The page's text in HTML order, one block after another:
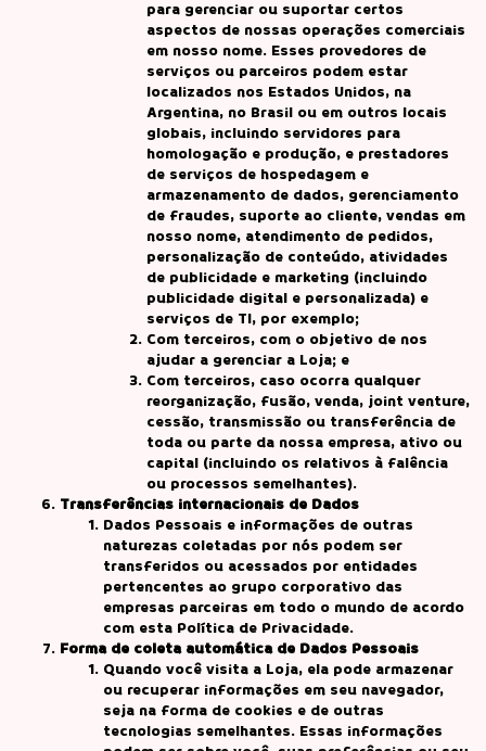
para gerenciar ou suportar certos
aspectos de nossas operações comerciais
em nosso nome. Esses provedores de
serviços ou parceiros podem estar
localizados nos Estados Unidos, na
Argentina, no Brasil ou em outros locais
globais, incluindo servidores para
homologação e produção, e prestadores
de serviços de hospedagem e
armazenamento de dados, gerenciamento
de fraudes, suporte ao cliente, vendas em
nosso nome, atendimento de pedidos,
personalização de conteúdo, atividades
de publicidade e marketing (incluindo
publicidade digital e personalizada) e
serviços de TI, por exemplo;
Com terceiros, com o objetivo de nos
ajudar a gerenciar a Loja; e
Com terceiros, caso ocorra qualquer
reorganização, fusão, venda, joint venture,
cessão, transmissão ou transferência de
toda ou parte da nossa empresa, ativo ou
capital (incluindo os relativos à falência
ou processos semelhantes).
Transferências internacionais de Dados
Dados Pessoais e informações de outras
naturezas coletadas por nós podem ser
transferidos ou acessados por entidades
pertencentes ao grupo corporativo das
empresas parceiras em todo o mundo de acordo
com esta Política de Privacidade.
Forma de coleta automática de Dados Pessoais
Quando você visita a Loja, ela pode armazenar
ou recuperar informações em seu navegador,
seja na forma de cookies e de outras
tecnologias semelhantes. Essas informações